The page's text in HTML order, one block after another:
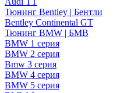
Тюнинг Bentley | Бентли
Bentley Continental GT
Тюнинг BMW | БМВ
BMW 1 серия
BMW 2 серия
Bmw 3 серия
BMW 4 серия
BMW 5 серия